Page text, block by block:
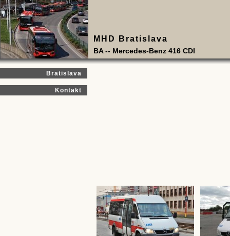
MHD Bratislava
BA -- Mercedes-Benz 416 CDI
Bratislava
Kontakt